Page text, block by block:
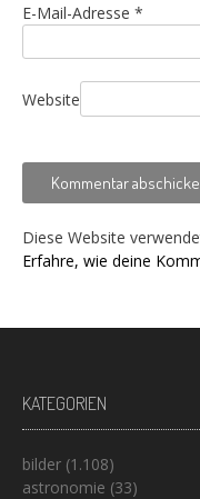
E-Mail-Adresse *
Website
Diese Website
Erfahre, wie deine
KATEGORIEN
bilder (1.108)
astronomie (33)